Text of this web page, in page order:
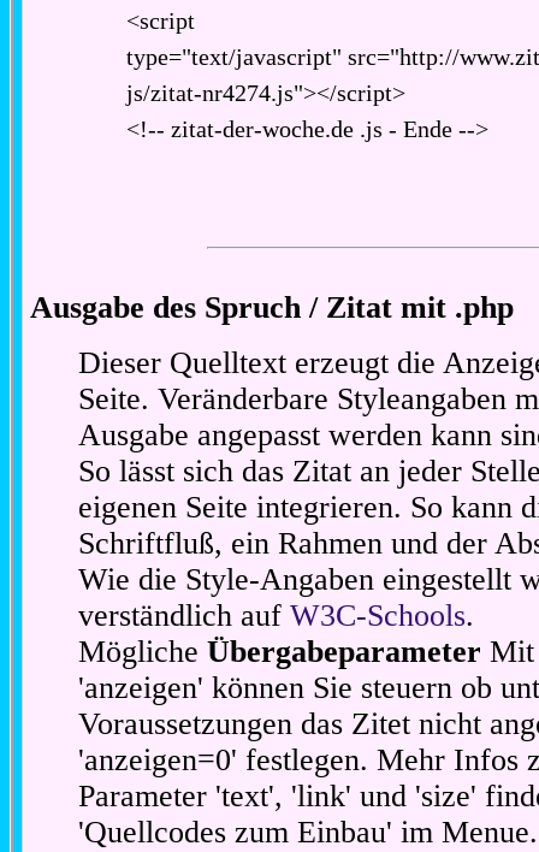
<script
type="text/javascript" src="http://
js/zitat-nr4274.js"></script>
<!-- zitat-der-woche.de .js - Ende -->
Ausgabe des Spruch / Zitat mit .php
Dieser Quelltext erzeugt die
Seite. Veränderbare Styleangaben
Ausgabe angepasst werden kann
So lässt sich das Zitat an jeder
eigenen Seite integrieren. So kann
Schriftfluß, ein Rahmen und der
Wie die Style-Angaben eingestellt
verständlich aufW3C-Schools.
MöglicheÜbergabeparameter Mit
'anzeigen' können Sie steuern ob
Voraussetzungen das Zitet nicht
'anzeigen=0' festlegen. Mehr Infos
Parameter 'text', 'link' und 'size'
'Quellcodes zum Einbau' im Menue.